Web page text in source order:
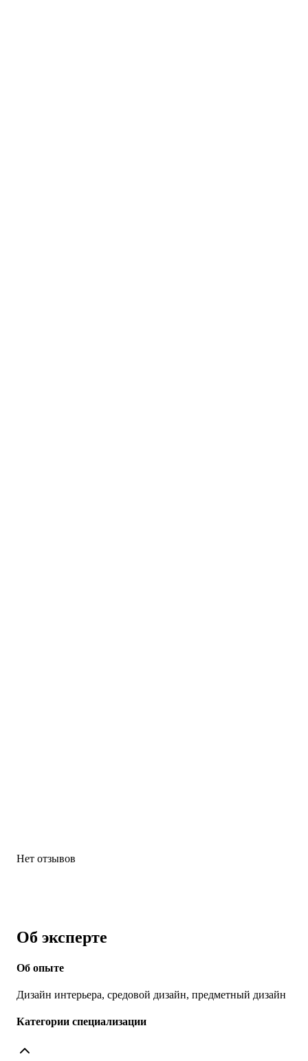
Нет отзывов
Об эксперте
Об опыте
Дизайн интерьера, средовой дизайн, предметный дизайн
Категории специализации